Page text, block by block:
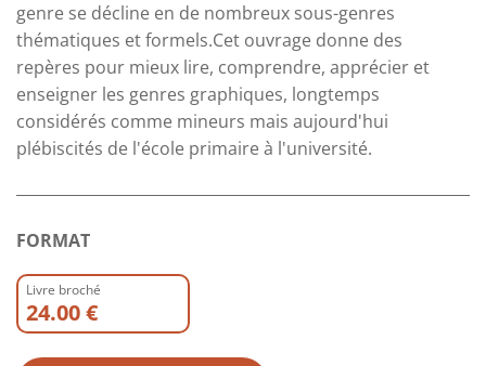
genre se décline en de nombreux sous-genres
thématiques et formels.Cet ouvrage donne des
repères pour mieux lire, comprendre, apprécier et
enseigner les genres graphiques, longtemps
considérés comme mineurs mais aujourd'hui
plébiscités de l'école primaire à l'université.
FORMAT
Livre broché
24.00 €